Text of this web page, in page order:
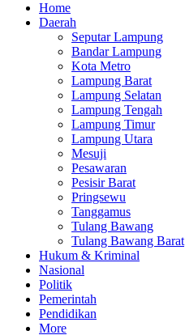
Home
Daerah
Seputar Lampung
Bandar Lampung
Kota Metro
Lampung Barat
Lampung Selatan
Lampung Tengah
Lampung Timur
Lampung Utara
Mesuji
Pesawaran
Pesisir Barat
Pringsewu
Tanggamus
Tulang Bawang
Tulang Bawang Barat
Hukum & Kriminal
Nasional
Politik
Pemerintah
Pendidikan
More